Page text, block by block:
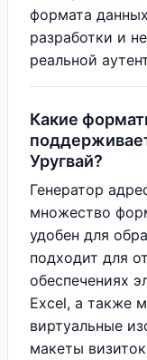
формата
разработки и
реальной
Какие
Уругвай?
Генератор
множество
удобен для
подходит для
обеспечениях
Excel, а также
виртуальные
макеты